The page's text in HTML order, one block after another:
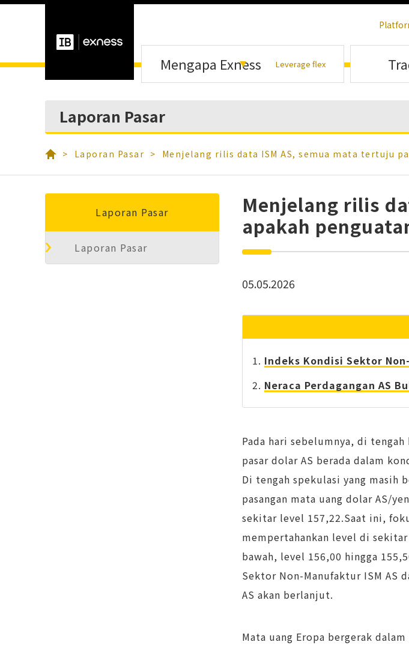
Mengapa Exness Leverage flex
Laporan Pasar
Laporan Pasar Menjelang rilis data ISM AS, semua mata tertuju
Menjelang rilis
apakah
05.05.2026
Indeks Kondisi Sektor
Neraca Perdagangan AS
Pada hari sebelumnya, di
pasar dolar AS berada dalam
Di tengah spekulasi yang
pasangan mata uang dolar AS/
sekitar level 157,22.Saat ini,
mempertahankan level di
bawah, level 156,00 hingga
Sektor Non-Manufaktur ISM AS
AS akan berlanjut.
Mata uang Eropa bergerak
Laporan Pasar
Laporan Pasar